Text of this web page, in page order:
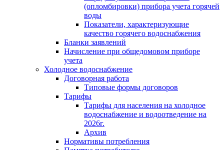
(опломбировки) прибора учета горячей
воды
Показатели, характеризующие
качество горячего водоснабжения
Бланки заявлений
Начисление при общедомовом приборе
учета
Холодное водоснабжение
Договорная работа
Типовые формы договоров
Тарифы
Тарифы для населения на холодное
водоснабжение и водоотведение на
2026г.
Архив
Нормативы потребления